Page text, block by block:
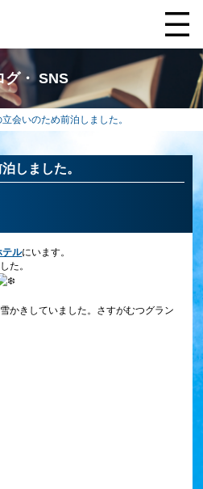
グ・ SNS
会いのため前泊しました。
しました。
テルにいます。
た。
かきしていました。さすがむつグラン